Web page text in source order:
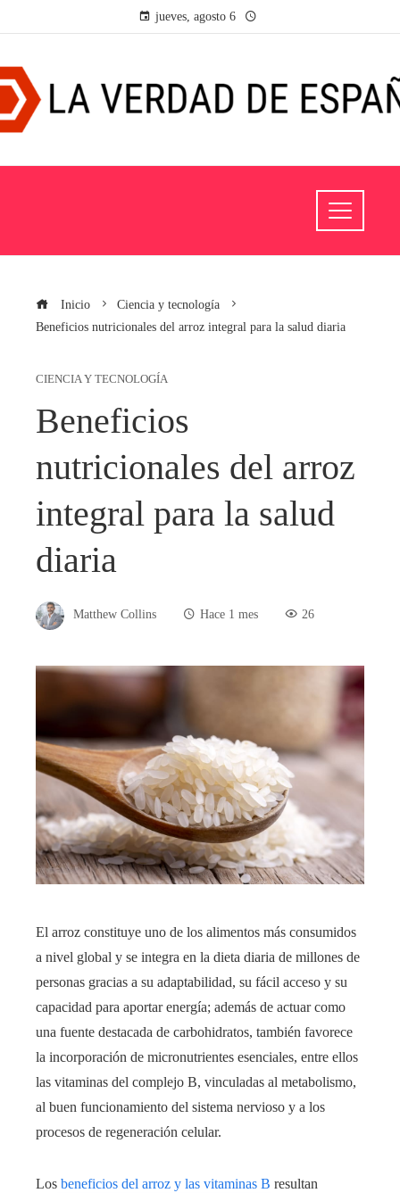
jueves, agosto 6
Inicio
Ciencia y tecnología
Beneficios nutricionales del arroz integral para la salud diaria
CIENCIA Y TECNOLOGÍA
Beneficios
nutricionales del arroz
integral para la salud
diaria
Matthew Collins Hace 1 mes 26
El arroz constituye uno de los alimentos más consumidos
a nivel global y se integra en la dieta diaria de millones de
personas gracias a su adaptabilidad, su fácil acceso y su
capacidad para aportar energía; además de actuar como
una fuente destacada de carbohidratos, también favorece
la incorporación de micronutrientes esenciales, entre ellos
las vitaminas del complejo B, vinculadas al metabolismo,
al buen funcionamiento del sistema nervioso y a los
procesos de regeneración celular.
Los beneficios del arroz y las vitaminas B resultan